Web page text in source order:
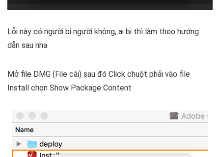
Lỗi này có người bị người không, ai bị thì làm theo hướng
dẫn sau nha
Mở file DMG (File cài) sau đó Click chuột phải vào file
Install chọn Show Package Content